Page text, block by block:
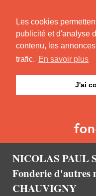
Les cookies
publicité et d'analyse
contenu, les
trafic. En savoir plus
J'ai
NICOLAS PAUL
Fonderie d'autres
CHAUVIGNY